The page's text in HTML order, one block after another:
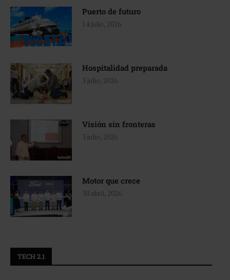
Puerto de futuro
14 julio, 2026
Hospitalidad preparada
3 julio, 2026
Visión sin fronteras
3 julio, 2026
Motor que crece
30 abril, 2026
TECH 2.1